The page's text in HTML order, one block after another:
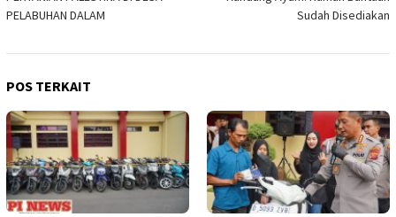
PELABUHAN DALAM
Sudah Disediakan
POS TERKAIT